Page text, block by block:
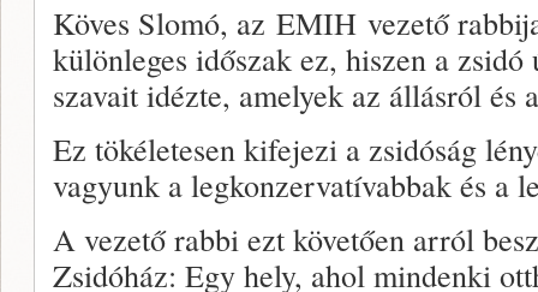
Köves Slomó, az EMIH vezető
különleges időszak ez, hiszen a
szavait idézte, amelyek az állásról és
Ez tökéletesen kifejezi a zsidóság
vagyunk a legkonzervatívabbak és a
A vezető rabbi ezt követően arról
Zsidóház: Egy hely, ahol mindenki